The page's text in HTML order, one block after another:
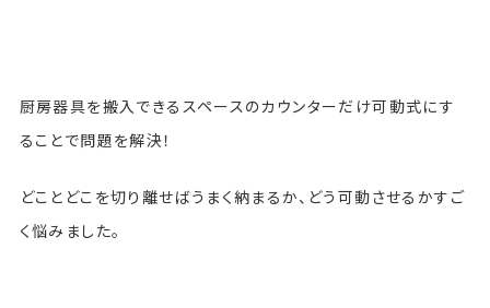
厨房器具を搬入できるスペースのカウンターだけ可動式にす
ることで問題を解決！
どことどこを切り離せばうまく納まるか、どう可動させるかすご
く悩みました。